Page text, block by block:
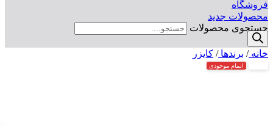
فروشگاه
محصولات جدید
جستجوی محصولات
خانه/ برندها/ کایزر
اتمام موجودی